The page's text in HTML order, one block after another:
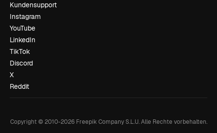
Kundensupport
Instagram
YouTube
LinkedIn
TikTok
Discord
X
Reddit
Copyright © 2010-2026Freepik Company S.L.U. Alle Rechte vorbehalten.